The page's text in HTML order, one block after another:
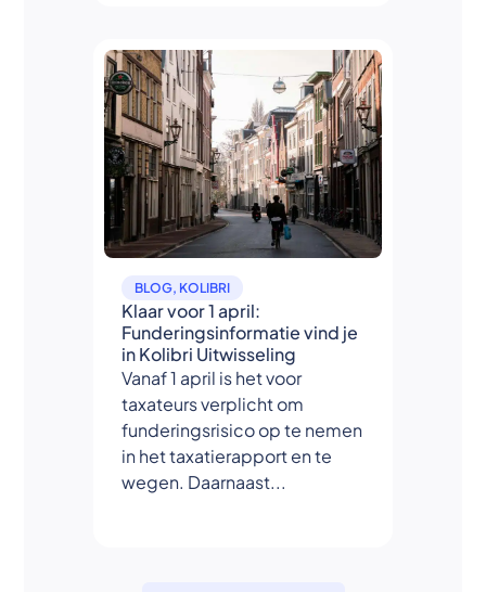
BLOG, KOLIBRI
Klaar voor 1 april:
Funderingsinformatie vind je
in Kolibri Uitwisseling
Vanaf 1 april is het voor
taxateurs verplicht om
funderingsrisico op te nemen
in het taxatierapport en te
wegen. Daarnaast...